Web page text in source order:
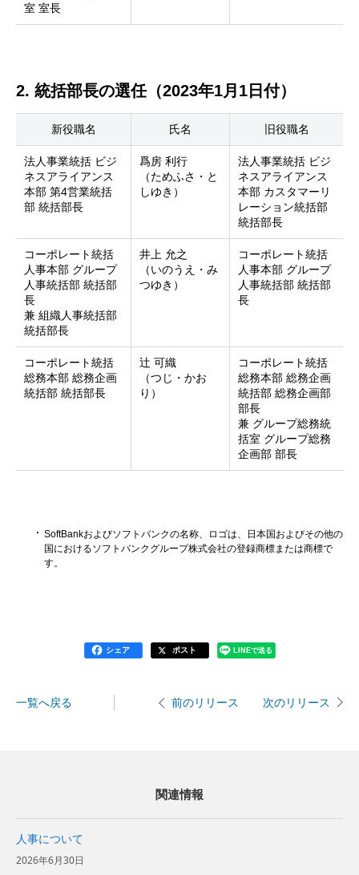
室 室長
2. 統括部長の選任（2023年1月1日付）
新役職名 氏名 旧役職名
法人事業統括 ビジ
ネスアライアンス
本部 第4営業統括
部 統括部長
爲房 利行
（ためふさ・と
しゆき）
法人事業統括 ビジ
ネスアライアンス
本部 カスタマーリ
レーション統括部
統括部長
コーポレート統括
人事本部 グループ
人事統括部 統括部
長
兼 組織人事統括部
統括部長
井上 允之
（いのうえ・み
つゆき）
コーポレート統括
人事本部 グループ
人事統括部 統括部
長
コーポレート統括
総務本部 総務企画
統括部 統括部長
辻 可織
（つじ・かお
り）
コーポレート統括
総務本部 総務企画
統括部 総務企画部
部長
兼 グループ総務統
括室 グループ総務
企画部 部長
SoftBankおよびソフトバンクの名称、ロゴは、日本国およびその他の
国におけるソフトバンクグループ株式会社の登録商標または商標で
す。
シェア ポスト LINEで送る
一覧へ戻る 前のリリース 次のリリース
関連情報
人事について
2026年6月30日